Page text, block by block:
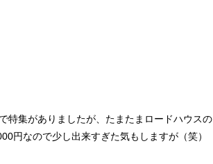
特集がありましたが、たまたまロードハウスの
円なので少し出来すぎた気もしますが（笑）